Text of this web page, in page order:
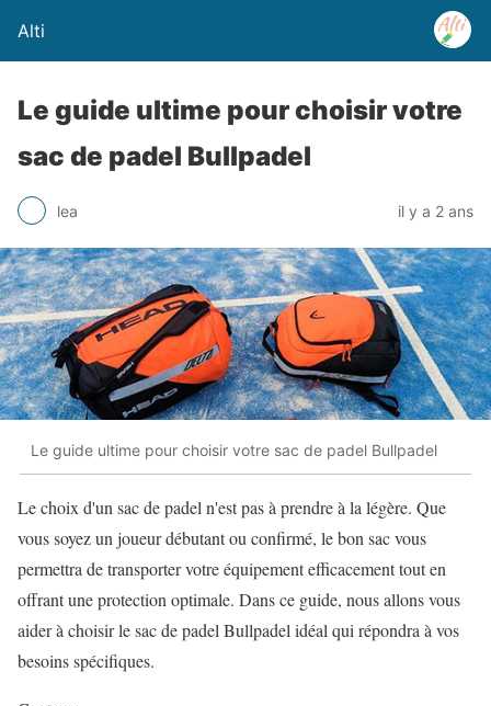
Alti
Le guide ultime pour choisir votre
sac de padel Bullpadel
lea il y a 2 ans
Le guide ultime pour choisir votre sac de padel Bullpadel
Le choix d'un sac de padel n'est pas à prendre à la légère. Que
vous soyez un joueur débutant ou confirmé, le bon sac vous
permettra de transporter votre équipement efficacement tout en
offrant une protection optimale. Dans ce guide, nous allons vous
aider à choisir le sac de padel Bullpadel idéal qui répondra à vos
besoins spécifiques.